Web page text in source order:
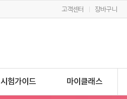
고객센터 장바구니
시험가이드 마이클래스